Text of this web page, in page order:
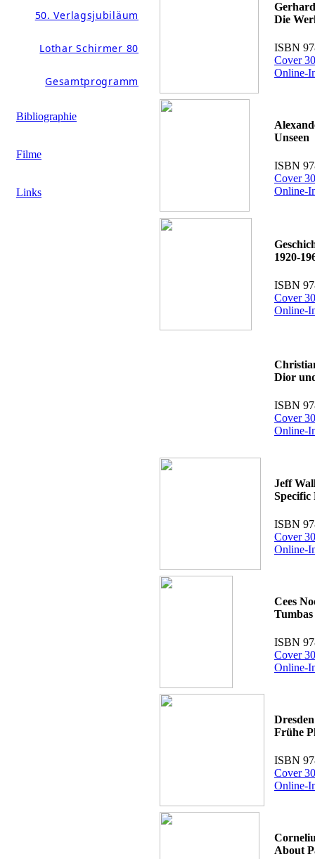
50. Verlagsjubiläum
Lothar Schirmer 80
Gesamtprogramm
Bibliographie
Filme
Links
Die
ISBN
Cover
Online-I
Unseen
ISBN
Cover
Online-I
1920-
ISBN
Cover
Online-I
Dior
ISBN
Cover
Online-I
Jeff
Specific
ISBN
Cover
Online-I
Cees
Tumbas
ISBN
Cover
Online-I
Frühe
ISBN
Cover
Online-I
About